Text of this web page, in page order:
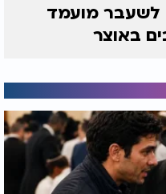
לשעבר מועמד
באוצר